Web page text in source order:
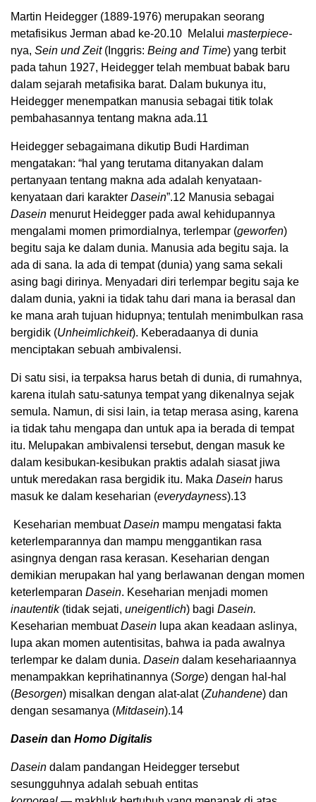
Martin Heidegger (1889-1976) merupakan seorang
metafisikus Jerman abad ke-20.10 Melalui masterpiece-
nya, Sein und Zeit (Inggris: Being and Time) yang terbit
pada tahun 1927, Heidegger telah membuat babak baru
dalam sejarah metafisika barat. Dalam bukunya itu,
Heidegger menempatkan manusia sebagai titik tolak
pembahasannya tentang makna ada.11
Heidegger sebagaimana dikutip Budi Hardiman
mengatakan: “hal yang terutama ditanyakan dalam
pertanyaan tentang makna ada adalah kenyataan-
kenyataan dari karakter Dasein”.12 Manusia sebagai
Dasein menurut Heidegger pada awal kehidupannya
mengalami momen primordialnya, terlempar (geworfen)
begitu saja ke dalam dunia. Manusia ada begitu saja. Ia
ada di sana. Ia ada di tempat (dunia) yang sama sekali
asing bagi dirinya. Menyadari diri terlempar begitu saja ke
dalam dunia, yakni ia tidak tahu dari mana ia berasal dan
ke mana arah tujuan hidupnya; tentulah menimbulkan rasa
bergidik (Unheimlichkeit). Keberadaanya di dunia
menciptakan sebuah ambivalensi.
Di satu sisi, ia terpaksa harus betah di dunia, di rumahnya,
karena itulah satu-satunya tempat yang dikenalnya sejak
semula. Namun, di sisi lain, ia tetap merasa asing, karena
ia tidak tahu mengapa dan untuk apa ia berada di tempat
itu. Melupakan ambivalensi tersebut, dengan masuk ke
dalam kesibukan-kesibukan praktis adalah siasat jiwa
untuk meredakan rasa bergidik itu. Maka Dasein harus
masuk ke dalam keseharian (everydayness).13
Keseharian membuatDasein mampu mengatasi fakta
keterlemparannya dan mampu menggantikan rasa
asingnya dengan rasa kerasan. Keseharian dengan
demikian merupakan hal yang berlawanan dengan momen
keterlemparan Dasein. Keseharian menjadi momen
inautentik(tidak sejati, uneigentlich) bagi Dasein.
Keseharian membuatDasein lupa akan keadaan aslinya,
lupa akan momen autentisitas, bahwa ia pada awalnya
terlempar ke dalam dunia. Dasein dalam kesehariaannya
menampakkan keprihatinannya (Sorge) dengan hal-hal
(Besorgen) misalkan dengan alat-alat (Zuhandene) dan
dengan sesamanya (Mitdasein).14
Dasein dan Homo Digitalis
Dasein dalam pandangan Heidegger tersebut
sesungguhnya adalah sebuah entitas